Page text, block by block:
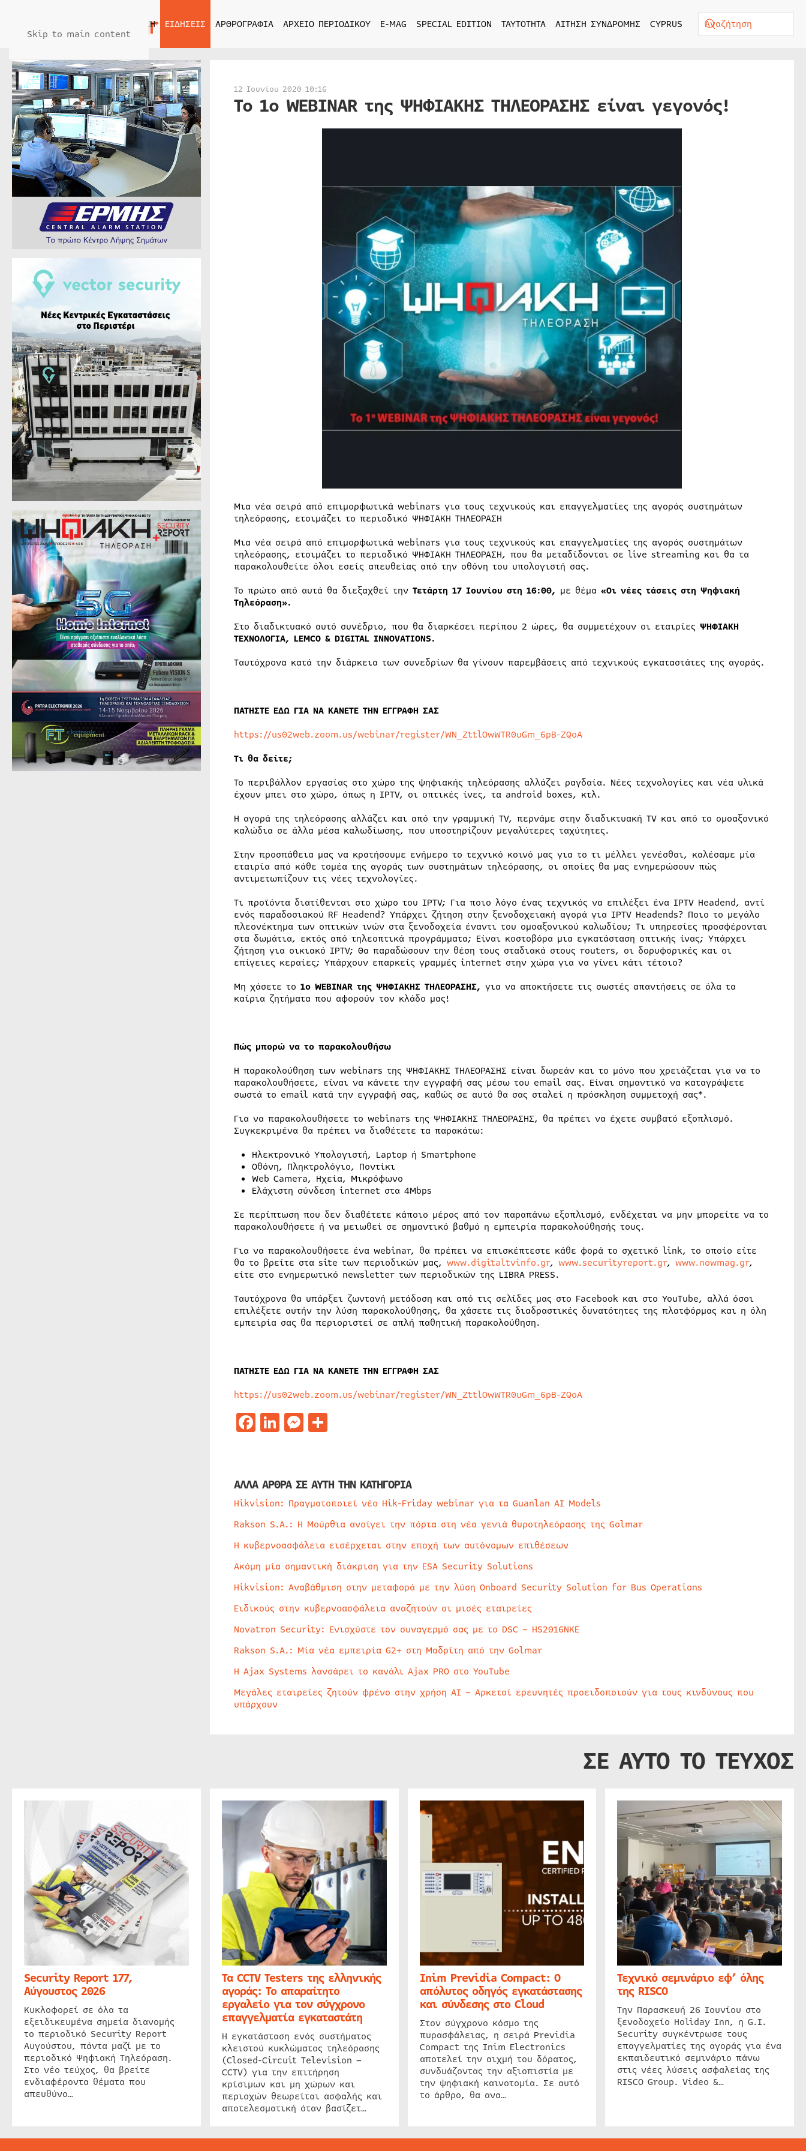
Skip to main content
ΑΡΧΙΚΗ ΕΙΔΗΣΕΙΣ ΑΡΘΡΟΓΡΑΦΙΑ ΑΡΧΕΙΟ ΠΕΡΙΟΔΙΚΟΥ E-MAG SPECIAL EDITION ΤΑΥΤΟΤΗΤΑ ΑΙΤΗΣΗ ΣΥΝΔΡΟΜΗΣ CYPRUS
12 Ιουνίου 2020 10:16
Το 1o WEBINAR της ΨΗΦΙΑΚΗΣ ΤΗΛΕΟΡΑΣΗΣ είναι γεγονός!
Mια νέα σειρά από επιμορφωτικά webinars για τους τεχνικούς και επαγγελματίες της αγοράς συστημάτων
τηλεόρασης, ετοιμάζει το περιοδικό ΨΗΦΙΑΚΗ ΤΗΛΕΟΡΑΣΗ
Mια νέα σειρά από επιμορφωτικά webinars για τους τεχνικούς και επαγγελματίες της αγοράς συστημάτων
τηλεόρασης, ετοιμάζει το περιοδικό ΨΗΦΙΑΚΗ ΤΗΛΕΟΡΑΣΗ, που θα μεταδίδονται σε live streaming και θα τα
παρακολουθείτε όλοι εσείς απευθείας από την οθόνη του υπολογιστή σας.
Το πρώτο από αυτά θα διεξαχθεί την Τετάρτη 17 Ιουνίου στη 16:00, με θέμα «Οι νέες τάσεις στη Ψηφιακή
Τηλεόραση».
Στο διαδικτυακό αυτό συνέδριο, που θα διαρκέσει περίπου 2 ώρες, θα συμμετέχουν οι εταιρίες ΨΗΦΙΑΚΗ
ΤΕΧΝΟΛΟΓΙΑ, LEMCO & DIGITAL INNOVΑTIONS.
Ταυτόχρονα κατά την διάρκεια των συνεδρίων θα γίνουν παρεμβάσεις από τεχνικούς εγκαταστάτες της αγοράς.
ΠΑΤΗΣΤΕ ΕΔΩ ΓΙΑ ΝΑ ΚΑΝΕΤΕ ΤΗΝ ΕΓΓΡΑΦΗ ΣΑΣ
https://us02web.zoom.us/webinar/register/WN_ZttlOwWTR0uGm_6pB-ZQoA
Τι θα δείτε;
Το περιβάλλον εργασίας στο χώρο της ψηφιακής τηλεόρασης αλλάζει ραγδαία. Νέες τεχνολογίες και νέα υλικά
έχουν μπει στο χώρο, όπως η IPTV, οι οπτικές ίνες, τα android boxes, κτλ.
Η αγορά της τηλεόρασης αλλάζει και από την γραμμική TV, περνάμε στην διαδικτυακή TV και από το ομοαξονικό
καλώδια σε άλλα μέσα καλωδίωσης, που υποστηρίζουν μεγαλύτερες ταχύτητες.
Στην προσπάθεια μας να κρατήσουμε ενήμερο το τεχνικό κοινό μας για το τι μέλλει γενέσθαι, καλέσαμε μία
εταιρία από κάθε τομέα της αγοράς των συστημάτων τηλεόρασης, οι οποίες θα μας ενημερώσουν πώς
αντιμετωπίζουν τις νέες τεχνολογίες.
Τι προϊόντα διατίθενται στο χώρο του IPTV; Για ποιο λόγο ένας τεχνικός να επιλέξει ένα IPTV Headend, αντί
ενός παραδοσιακού RF Headend? Υπάρχει ζήτηση στην ξενοδοχειακή αγορά για IPTV Headends? Ποιο το μεγάλο
πλεονέκτημα των οπτικών ινών στα ξενοδοχεία έναντι του ομοαξονικού καλωδίου; Τι υπηρεσίες προσφέρονται
στα δωμάτια, εκτός από τηλεοπτικά προγράμματα; Είναι κοστοβόρα μια εγκατάσταση οπτικής ίνας; Υπάρχει
ζήτηση για οικιακό IPTV; Θα παραδώσουν την θέση τους σταδιακά στους routers, οι δορυφορικές και οι
επίγειες κεραίες; Υπάρχουν επαρκείς γραμμές internet στην χώρα για να γίνει κάτι τέτοιο?
Μη χάσετε το 1o WEBINAR της ΨΗΦΙΑΚΗΣ ΤΗΛΕΟΡΑΣΗΣ, για να αποκτήσετε τις σωστές απαντήσεις σε όλα τα
καίρια ζητήματα που αφορούν τον κλάδο μας!
Πώς μπορώ να το παρακολουθήσω
Η παρακολούθηση των webinars της ΨΗΦΙΑΚΗΣ ΤΗΛΕΟΡΑΣΗΣ είναι δωρεάν και το μόνο που χρειάζεται για να το
παρακολουθήσετε, είναι να κάνετε την εγγραφή σας μέσω του email σας. Είναι σημαντικό να καταγράψετε
σωστά το email κατά την εγγραφή σας, καθώς σε αυτό θα σας σταλεί η πρόσκληση συμμετοχή σας*.
Για να παρακολουθήσετε το webinars της ΨΗΦΙΑΚΗΣ ΤΗΛΕΟΡΑΣΗΣ, θα πρέπει να έχετε συμβατό εξοπλισμό.
Συγκεκριμένα θα πρέπει να διαθέτετε τα παρακάτω:
Ηλεκτρονικό Υπολογιστή, Laptop ή Smartphone
Οθόνη, Πληκτρολόγιο, Ποντίκι
Web Camera, Ηχεία, Μικρόφωνο
Ελάχιστη σύνδεση internet στα 4Μbps
Σε περίπτωση που δεν διαθέτετε κάποιο μέρος από τον παραπάνω εξοπλισμό, ενδέχεται να μην μπορείτε να το
παρακολουθήσετε ή να μειωθεί σε σημαντικό βαθμό η εμπειρία παρακολούθησής τους.
Για να παρακολουθήσετε ένα webinar, θα πρέπει να επισκέπτεστε κάθε φορά το σχετικό link, το οποίο είτε
θα το βρείτε στα site των περιοδικών μας, www.digitaltvinfo.gr, www.securityreport.gr, www.nowmag.gr,
είτε στο ενημερωτικό newsletter των περιοδικών της LIBRA PRESS.
Ταυτόχρονα θα υπάρξει ζωντανή μετάδοση και από τις σελίδες μας στο Facebook και στο YouTube, αλλά όσοι
επιλέξετε αυτήν την λύση παρακολούθησης, θα χάσετε τις διαδραστικές δυνατότητες της πλατφόρμας και η όλη
εμπειρία σας θα περιοριστεί σε απλή παθητική παρακολούθηση.
ΠΑΤΗΣΤΕ ΕΔΩ ΓΙΑ ΝΑ ΚΑΝΕΤΕ ΤΗΝ ΕΓΓΡΑΦΗ ΣΑΣ
https://us02web.zoom.us/webinar/register/WN_ZttlOwWTR0uGm_6pB-ZQoA
Facebook
LinkedIn
Messenger
Μοιραστείτε
ΑΛΛΑ ΑΡΘΡΑ ΣΕ ΑΥΤΗ ΤΗΝ ΚΑΤΗΓΟΡΙΑ
Hikvision: Πραγματοποιεί νέο Hik-Friday webinar για τα Guanlan AI Models
Rakson S.A.: Η Μούρθια ανοίγει την πόρτα στη νέα γενιά θυροτηλεόρασης της Golmar
Η κυβερνοασφάλεια εισέρχεται στην εποχή των αυτόνομων επιθέσεων
Ακόμη μία σημαντική διάκριση για την ESA Security Solutions
Hikvision: Αναβάθμιση στην μεταφορά με την λύση Onboard Security Solution for Bus Operations
Ειδικούς στην κυβερνοασφάλεια αναζητούν οι μισές εταιρείες
Novatron Security: Ενισχύστε τον συναγερμό σας με το DSC – HS2016NKE
Rakson S.A.: Μία νέα εμπειρία G2+ στη Μαδρίτη από την Golmar
Η Ajax Systems λανσάρει το κανάλι Ajax PRO στο YouTube
Μεγάλες εταιρείες ζητούν φρένο στην χρήση AI – Αρκετοί ερευνητές προειδοποιούν για τους κινδύνους που
υπάρχουν
ΣΕ ΑΥΤΟ ΤΟ ΤΕΥΧΟΣ
Security Report 177,
Αύγουστος 2026
Κυκλοφορεί σε όλα τα
εξειδικευμένα σημεία διανομής
το περιοδικό Security Report
Αυγούστου, πάντα μαζί με το
περιοδικό Ψηφιακή Τηλεόραση.
Στο νέο τεύχος, θα βρείτε
ενδιαφέροντα θέματα που
απευθύνο…
Τα CCTV Testers της ελληνικής
αγοράς: Το απαραίτητο
εργαλείο για τον σύγχρονο
επαγγελματία εγκαταστάτη
Η εγκατάσταση ενός συστήματος
κλειστού κυκλώματος τηλεόρασης
(Closed-Circuit Television –
CCTV) για την επιτήρηση
κρίσιμων και μη χώρων και
περιοχών θεωρείται ασφαλής και
αποτελεσματική όταν βασίζετ…
Inim Previdia Compact: Ο
απόλυτος οδηγός εγκατάστασης
και σύνδεσης στο Cloud
Στον σύγχρονο κόσμο της
πυρασφάλειας, η σειρά Previdia
Compact της Inim Electronics
αποτελεί την αιχμή του δόρατος,
συνδυάζοντας την αξιοπιστία με
την ψηφιακή καινοτομία. Σε αυτό
το άρθρο, θα ανα…
Τεχνικό σεμινάριο εφ’ όλης
της RISCO
Την Παρασκευή 26 Ιουνίου στο
ξενοδοχείο Holiday Inn, η G.I.
Security συγκέντρωσε τους
επαγγελματίες της αγοράς για ένα
εκπαιδευτικό σεμινάριο πάνω
στις νέες λύσεις ασφαλείας της
RISCO Group. Video &…